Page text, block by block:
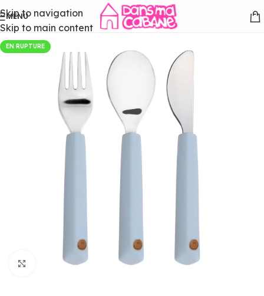
Skip to navigation
Skip to main content
MENU
EN RUPTURE
Agrandir